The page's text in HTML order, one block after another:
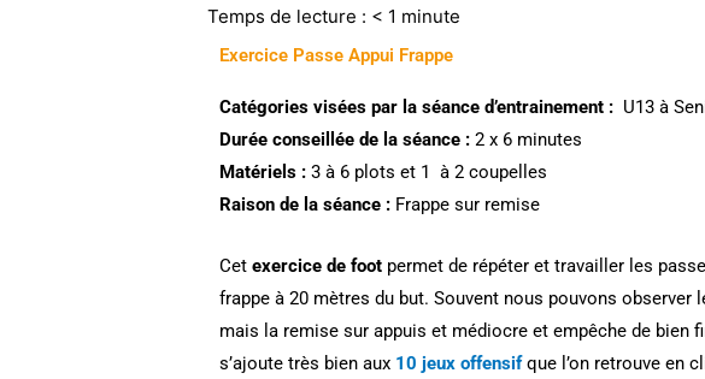
Temps de lecture : < 1 minute
Exercice Passe Appui Frappe
Catégories visées par la séance d’entrainement : U13 à
Durée conseillée de la séance : 2 x 6 minutes
Matériels : 3 à 6 plots et 1 à 2 coupelles
Raison de la séance : Frappe sur remise
Cetexercice de foot permet de répéter et travailler les
frappe à 20 mètres du but. Souvent nous pouvons
mais la remise sur appuis et médiocre et empêche de bien
s’ajoute très bien aux 10 jeux offensif que l’on retrouve en